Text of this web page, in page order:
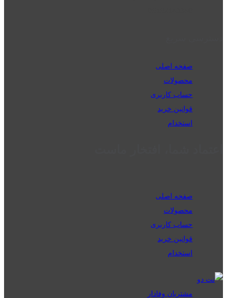
صفحه اصلی
محصولات
حساب کاربری
قوانین خرید
استخدام
صفحه اصلی
محصولات
حساب کاربری
قوانین خرید
استخدام
مشتریان وفادار